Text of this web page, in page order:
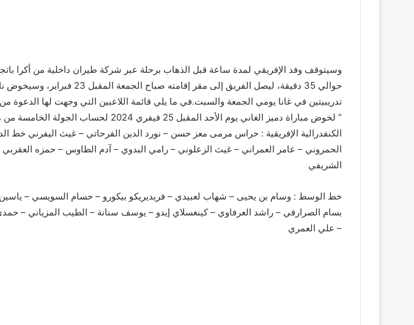
وسيتوقف وفد الإفريقي لمدة ساعة قبل الذهاب برحلة عبر شركة طيران داخلية من أكرا
حوالي 35 دقيقة، ليصل الفريق إلى مقر إقامته
تدريبيتين في غانا يومي الجمعة والسبت.في ما يلي قائمة اللاعبين التي وجهت لها الدعوة
” لخوض مباراة دميز الغاني يوم الأحد المقبل 25 فيفري
الكنفدرالية الإفريقية : حراس مرمی معز حسن – نورد الدين الفرحاتي – غيث اليفرني خط
الحمروني – عامر العمراني – غيث الزعلوني – رامي البدوي – آدم الطاوس – حمزه العقربي
الشريفي
خط الوسط : وسام بن يحيى – شهاب لعبيدي – فريديريكو بيكورو – حسام السويسي –
بسام الصرارفي – راشد العرفاوي – كينغسلاي إيدو – يوسف سنانة – الطيب المزياني –
– علي العمري